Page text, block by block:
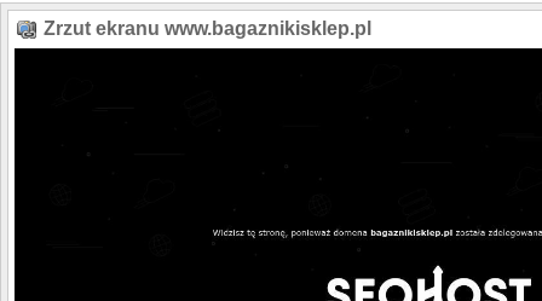
Zrzut ekranu www.bagaznikisklep.pl